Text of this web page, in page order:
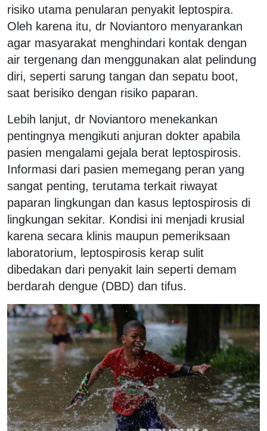
risiko utama penularan penyakit leptospira.
Oleh karena itu, dr Noviantoro menyarankan
agar masyarakat menghindari kontak dengan
air tergenang dan menggunakan alat pelindung
diri, seperti sarung tangan dan sepatu boot,
saat berisiko dengan risiko paparan.
Lebih lanjut, dr Noviantoro menekankan
pentingnya mengikuti anjuran dokter apabila
pasien mengalami gejala berat leptospirosis.
Informasi dari pasien memegang peran yang
sangat penting, terutama terkait riwayat
paparan lingkungan dan kasus leptospirosis di
lingkungan sekitar. Kondisi ini menjadi krusial
karena secara klinis maupun pemeriksaan
laboratorium, leptospirosis kerap sulit
dibedakan dari penyakit lain seperti demam
berdarah dengue (DBD) dan tifus.